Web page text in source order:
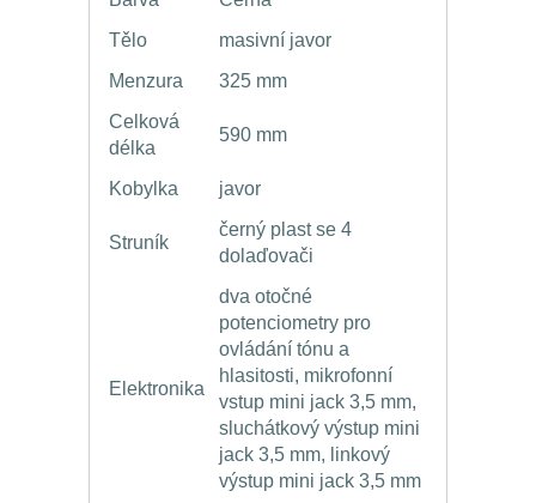
Tělo
masivní javor
Menzura
325 mm
Celková
délka
590 mm
Kobylka javor
Struník
černý plast se 4
dolaďovači
Elektronika
dva otočné
potenciometry pro
ovládání tónu a
hlasitosti, mikrofonní
vstup mini jack 3,5 mm,
sluchátkový výstup mini
jack 3,5 mm, linkový
výstup mini jack 3,5 mm